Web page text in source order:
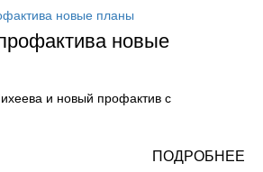
новые
и новый профактив с
ПОДРОБНЕЕ